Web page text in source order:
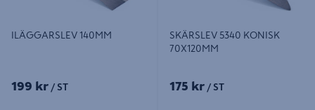
ILÄGGARSLEV 140MM
199 kr / ST
SKÄRSLEV 5340 KONISK
70X120MM
175 kr / ST